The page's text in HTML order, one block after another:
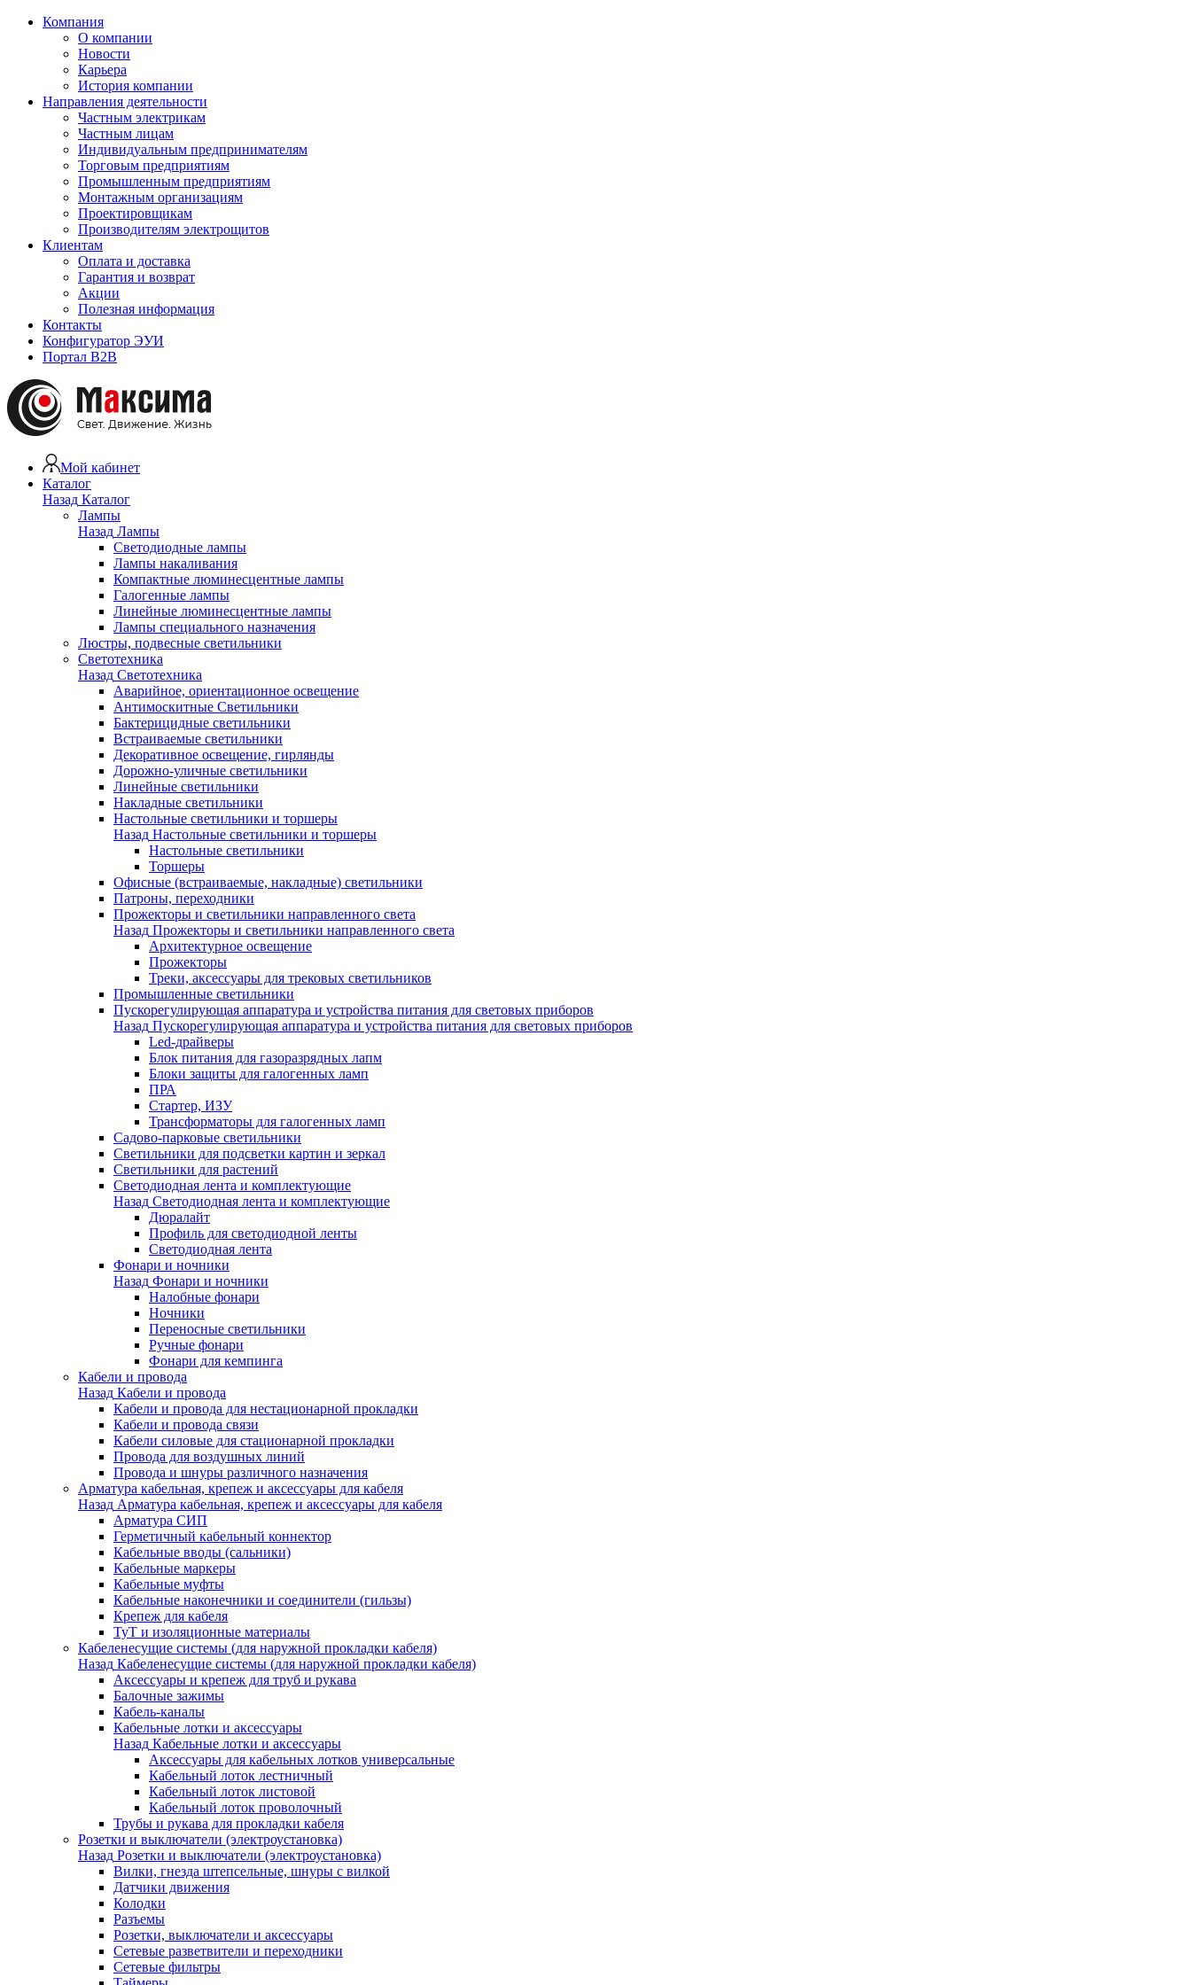
Компания
О компании
Новости
Карьера
История компании
Направления деятельности
Частным электрикам
Частным лицам
Индивидуальным предпринимателям
Торговым предприятиям
Промышленным предприятиям
Монтажным организациям
Проектировщикам
Производителям электрощитов
Клиентам
Оплата и доставка
Гарантия и возврат
Акции
Полезная информация
Контакты
Конфигуратор ЭУИ
Портал B2B
Мой кабинет
Каталог
Назад Каталог
Лампы
Назад Лампы
Светодиодные лампы
Лампы накаливания
Компактные люминесцентные лампы
Галогенные лампы
Линейные люминесцентные лампы
Лампы специального назначения
Люстры, подвесные светильники
Светотехника
Назад Светотехника
Аварийное, ориентационное освещение
Антимоскитные Светильники
Бактерицидные светильники
Встраиваемые светильники
Декоративное освещение, гирлянды
Дорожно-уличные светильники
Линейные светильники
Накладные светильники
Настольные светильники и торшеры
Назад Настольные светильники и торшеры
Настольные светильники
Торшеры
Офисные (встраиваемые, накладные) светильники
Патроны, переходники
Прожекторы и светильники направленного света
Назад Прожекторы и светильники направленного света
Архитектурное освещение
Прожекторы
Треки, аксессуары для трековых светильников
Промышленные светильники
Пускорегулирующая аппаратура и устройства питания для световых приборов
Назад Пускорегулирующая аппаратура и устройства питания для световых приборов
Led-драйверы
Блок питания для газоразрядных лапм
Блоки защиты для галогенных ламп
ПРА
Стартер, ИЗУ
Трансформаторы для галогенных ламп
Садово-парковые светильники
Светильники для подсветки картин и зеркал
Светильники для растений
Светодиодная лента и комплектующие
Назад Светодиодная лента и комплектующие
Дюралайт
Профиль для светодиодной ленты
Светодиодная лента
Фонари и ночники
Назад Фонари и ночники
Налобные фонари
Ночники
Переносные светильники
Ручные фонари
Фонари для кемпинга
Кабели и провода
Назад Кабели и провода
Кабели и провода для нестационарной прокладки
Кабели и провода связи
Кабели силовые для стационарной прокладки
Провода для воздушных линий
Провода и шнуры различного назначения
Арматура кабельная, крепеж и аксессуары для кабеля
Назад Арматура кабельная, крепеж и аксессуары для кабеля
Арматура СИП
Герметичный кабельный коннектор
Кабельные вводы (сальники)
Кабельные маркеры
Кабельные муфты
Кабельные наконечники и соединители (гильзы)
Крепеж для кабеля
ТуТ и изоляционные материалы
Кабеленесущие системы (для наружной прокладки кабеля)
Назад Кабеленесущие системы (для наружной прокладки кабеля)
Аксессуары и крепеж для труб и рукава
Балочные зажимы
Кабель-каналы
Кабельные лотки и аксессуары
Назад Кабельные лотки и аксессуары
Аксессуары для кабельных лотков универсальные
Кабельный лоток лестничный
Кабельный лоток листовой
Кабельный лоток проволочный
Трубы и рукава для прокладки кабеля
Розетки и выключатели (электроустановка)
Назад Розетки и выключатели (электроустановка)
Вилки, гнезда штепсельные, шнуры с вилкой
Датчики движения
Колодки
Разъемы
Розетки, выключатели и аксессуары
Сетевые разветвители и переходники
Сетевые фильтры